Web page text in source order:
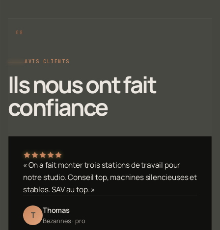
AVIS CLIENTS
Ils nous ont fait
confiance
« On a fait monter trois stations de travail pour
notre studio. Conseil top, machines silencieuses et
stables. SAV au top. »
T Thomas
Bezannes · pro